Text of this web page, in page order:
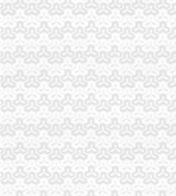
增值税一般纳税人申
2016新.《增值税纳税
一般纳税人申报表填写
一般纳税人申报表填
一般纳税人申报表下
一般纳税人申请书-书
不认定增值税一般纳
增值税新版一般纳税